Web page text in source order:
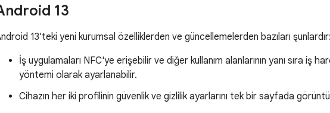
13
13'teki yeni kurumsal özelliklerden ve güncellemelerden bazıları
İş uygulamaları NFC'ye erişebilir ve diğer kullanım alanlarının yanı sıra iş
yöntemi olarak ayarlanabilir.
Cihazın her iki profilinin güvenlik ve gizlilik ayarlarını tek bir sayfada